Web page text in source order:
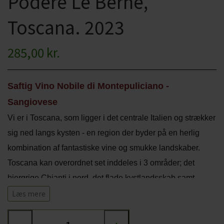
CHARDONNAY
MERLOT
REFOSCO
SCHIOPPETINO
CHOKOLADE, LAKRIDS ETC
TONICS OG VAND
PÅSKE
Toscana. 2023
285,00 kr.
Saftig Vino Nobile di Montepuliciano -
Sangiovese
Vi er i Toscana, som ligger i det centrale Italien og strækker
sig ned langs kysten - en region der byder på en herlig
kombination af fantastiske vine og smukke landskaber.
Toscana kan overordnet set inddeles i 3 områder; det
bjergrige Chianti i nord, det flade kystlandsskab samt
bakkerne og dalene i syd, hvor vi også finder Vino Nobile
di Montepulciano DOCG vinene - og det er her, at denne
Læs mere